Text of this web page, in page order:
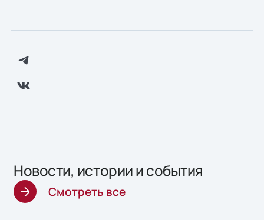
Новости, истории и события
Смотреть все